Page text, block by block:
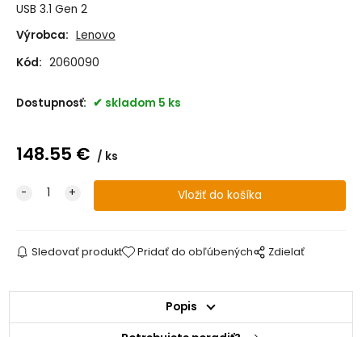
USB 3.1 Gen 2
Výrobca: Lenovo
Kód: 2060090
Dostupnosť: skladom 5 ks
148.55 € ks
Sledovať produkt Pridať do obľúbených Zdielať
Popis